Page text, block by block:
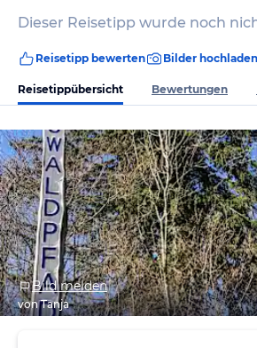
Dieser Reisetipp wurde noch
Reisetipp bewerten Bilder hochladen
Reisetippübersicht Bewertungen
Bild melden
von Tanja